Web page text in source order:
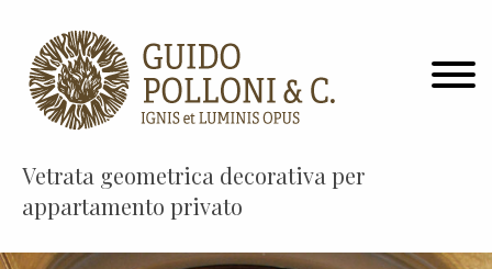
Vetrata geometrica decorativa per
appartamento privato